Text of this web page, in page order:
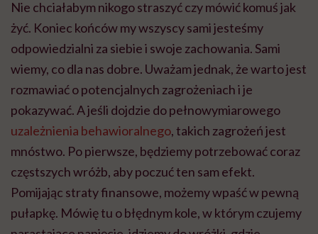
Nie chciałabym nikogo straszyć czy mówić komuś jak
żyć. Koniec końców my wszyscy sami jesteśmy
odpowiedzialni za siebie i swoje zachowania. Sami
wiemy, co dla nas dobre. Uważam jednak, że warto jest
rozmawiać o potencjalnych zagrożeniach i je
pokazywać. A jeśli dojdzie do pełnowymiarowego
uzależnienia behawioralnego, takich zagrożeń jest
mnóstwo. Po pierwsze, będziemy potrzebować coraz
częstszych wróżb, aby poczuć ten sam efekt.
Pomijając straty finansowe, możemy wpaść w pewną
pułapkę. Mówię tu o błędnym kole, w którym czujemy